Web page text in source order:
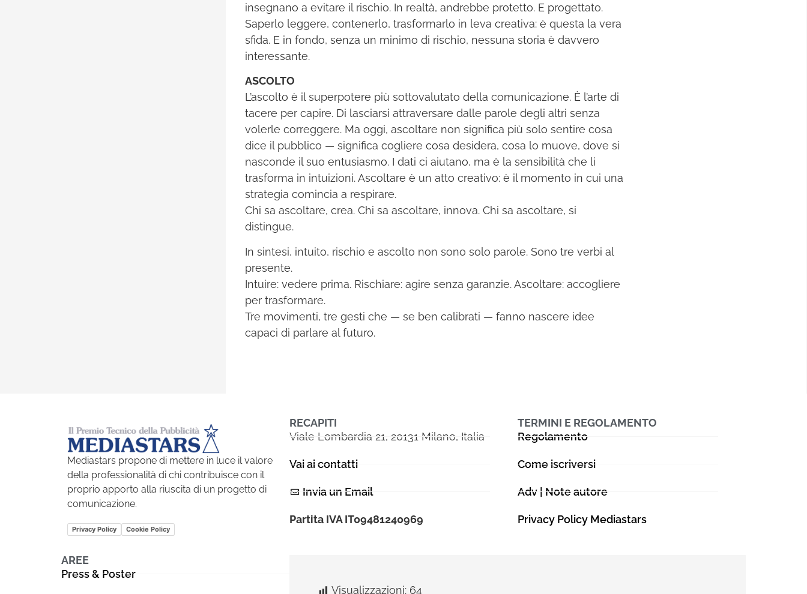
insegnano a evitare il rischio. In realtà, andrebbe protetto. E progettato.
Saperlo leggere, contenerlo, trasformarlo in leva creativa: è questa la vera
sfida. E in fondo, senza un minimo di rischio, nessuna storia è davvero
interessante.
ASCOLTO
L’ascolto è il superpotere più sottovalutato della comunicazione. È l’arte di
tacere per capire. Di lasciarsi attraversare dalle parole degli altri senza
volerle correggere. Ma oggi, ascoltare non significa più solo sentire cosa
dice il pubblico — significa cogliere cosa desidera, cosa lo muove, dove si
nasconde il suo entusiasmo. I dati ci aiutano, ma è la sensibilità che li
trasforma in intuizioni. Ascoltare è un atto creativo: è il momento in cui una
strategia comincia a respirare.
Chi sa ascoltare, crea. Chi sa ascoltare, innova. Chi sa ascoltare, si
distingue.
In sintesi, intuito, rischio e ascolto non sono solo parole. Sono tre verbi al
presente.
Intuire: vedere prima. Rischiare: agire senza garanzie. Ascoltare: accogliere
per trasformare.
Tre movimenti, tre gesti che — se ben calibrati — fanno nascere idee
capaci di parlare al futuro.
Mediastars propone di mettere in luce il valore
della professionalità di chi contribuisce con il
proprio apporto alla riuscita di un progetto di
comunicazione.
Privacy Policy Cookie Policy
RECAPITI
Viale Lombardia 21, 20131 Milano, Italia
Vai ai contatti
Invia un Email
Partita IVA IT09481240969
TERMINI E REGOLAMENTO
Regolamento
Come iscriversi
Adv | Note autore
Privacy Policy Mediastars
AREE
Press & Poster
Visualizzazioni: 64